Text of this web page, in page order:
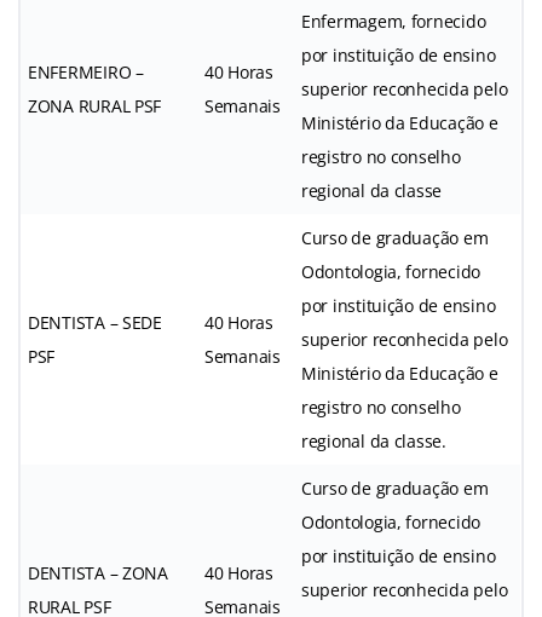
ENFERMEIRO –
ZONA RURAL PSF
40 Horas
Semanais
Enfermagem, fornecido
por instituição de ensino
superior reconhecida pelo
Ministério da Educação e
registro no conselho
regional da classe
DENTISTA – SEDE
PSF
40 Horas
Semanais
Curso de graduação em
Odontologia, fornecido
por instituição de ensino
superior reconhecida pelo
Ministério da Educação e
registro no conselho
regional da classe.
DENTISTA – ZONA
RURAL PSF
40 Horas
Semanais
Curso de graduação em
Odontologia, fornecido
por instituição de ensino
superior reconhecida pelo